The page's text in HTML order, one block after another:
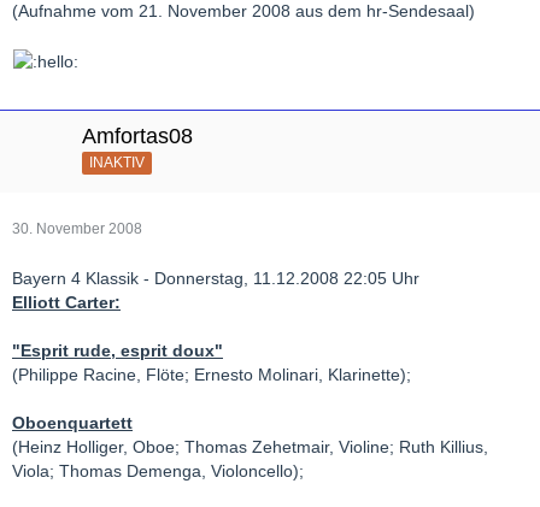
(Aufnahme vom 21. November 2008 aus dem hr-Sendesaal)
Amfortas08
INAKTIV
30. November 2008
Bayern 4 Klassik - Donnerstag, 11.12.2008 22:05 Uhr
Elliott Carter:
"Esprit rude, esprit doux"
(Philippe Racine, Flöte; Ernesto Molinari, Klarinette);
Oboenquartett
(Heinz Holliger, Oboe; Thomas Zehetmair, Violine; Ruth Killius,
Viola; Thomas Demenga, Violoncello);